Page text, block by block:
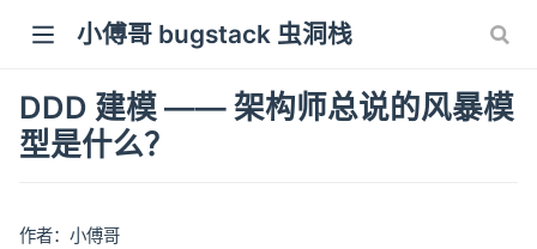
小傅哥 bugstack 虫洞栈
DDD 建模 —— 架构师总说的风暴模
型是什么？
作者：小傅哥